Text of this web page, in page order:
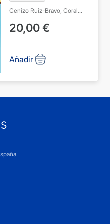
Cenizo Ruiz-Bravo, Coral
20,00€
Añadir